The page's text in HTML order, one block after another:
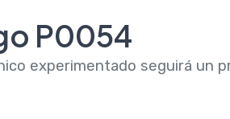
P0054
experimentado seguirá un